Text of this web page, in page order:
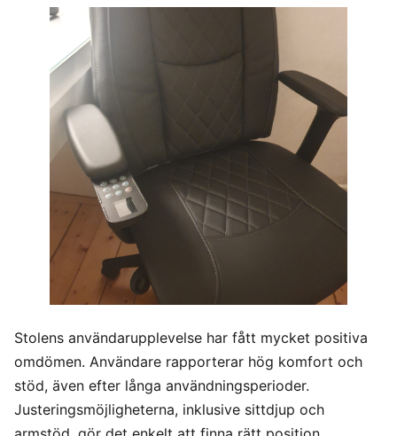
Stolens användarupplevelse har fått mycket positiva
omdömen. Användare rapporterar hög komfort och
stöd, även efter långa användningsperioder.
Justeringsmöjligheterna, inklusive sittdjup och